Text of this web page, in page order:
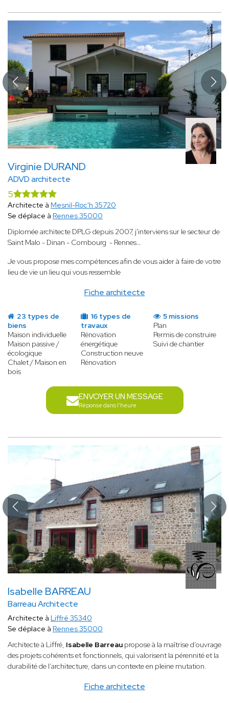
Virginie DURAND
ADVD architecte
Fiche architecte
5
Architecte à Mesnil-Roc'h 35720
Se déplace à Rennes 35000
Diplomée architecte DPLG depuis 2007, j'interviens sur le secteur de
Saint Malo - Dinan - Combourg - Rennes…
Je vous propose mes compétences afin de vous aider à faire de votre
lieu de vie un lieu qui vous ressemble
23 types de
biens
Maison individuelle
Maison passive /
écologique
Chalet / Maison en
bois
16 types de
travaux
Rénovation
énergétique
Construction neuve
Rénovation
5 missions
Plan
Permis de construire
Suivi de chantier
ENVOYER UN MESSAGE
Réponse dans l'heure
Isabelle BARREAU
Barreau Architecte
Fiche architecte
Architecte à Liffré 35340
Se déplace à Rennes 35000
Architecte à Liffré, Isabelle Barreau propose à la maîtrise d’ouvrage
des projets cohérents et fonctionnels, qui valorisent la pérennité et la
durabilité de l’architecture, dans un contexte en pleine mutation.